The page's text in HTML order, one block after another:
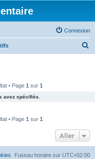
Connexion
e
r
• Page 1 sur 1
avez spécifiés.
• Page 1 sur 1
Aller
Fuseau horaire sur UTC+02:00